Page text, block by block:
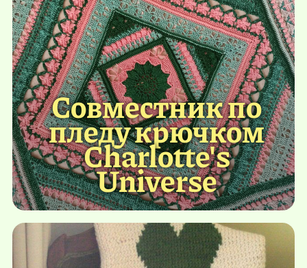
Совместник по
пледу крючком
Charlotte's
Universe